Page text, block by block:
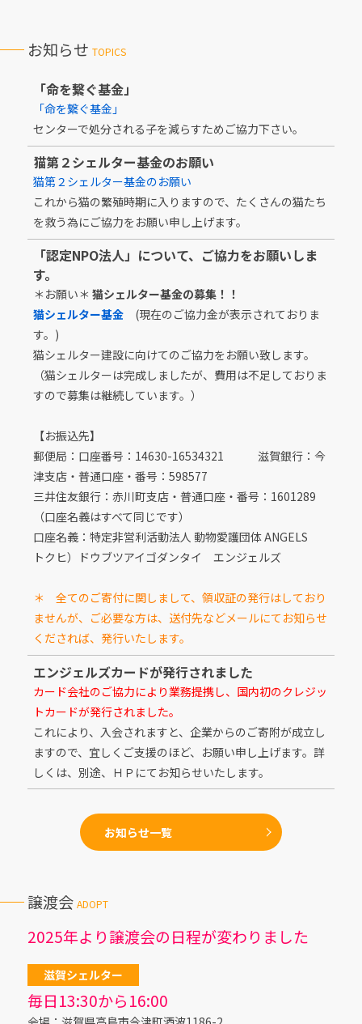
お知らせ TOPICS
「命を繋ぐ基金」
「命を繋ぐ基金」
センターで処分される子を減らすためご協力下さい。
猫第２シェルター基金のお願い
猫第２シェルター基金のお願い
これから猫の繁殖時期に入りますので、たくさんの猫たち
を救う為にご協力をお願い申し上げます。
「認定NPO法人」について、ご協力をお願いしま
す。
＊お願い＊猫シェルター基金の募集！！
猫シェルター基金 (現在のご協力金が表示されておりま
す。)
猫シェルター建設に向けてのご協力をお願い致します。
（猫シェルターは完成しましたが、費用は不足しておりま
すので募集は継続しています。）
【お振込先】
郵便局：口座番号：14630-16534321 滋賀銀行：今
津支店・普通口座・番号：598577
三井住友銀行：赤川町支店・普通口座・番号：1601289
（口座名義はすべて同じです）
口座名義：特定非営利活動法人 動物愛護団体 ANGELS
トクヒ）ドウブツアイゴダンタイ エンジェルズ
＊ 全てのご寄付に関しまして、領収証の発行はしており
ませんが、ご必要な方は、送付先などメールにてお知らせ
くだされば、発行いたします。
エンジェルズカードが発行されました
カード会社のご協力により業務提携し、国内初のクレジッ
トカードが発行されました。
これにより、入会されますと、企業からのご寄附が成立し
ますので、宜しくご支援のほど、お願い申し上げます。詳
しくは、別途、ＨＰにてお知らせいたします。
お知らせ一覧
譲渡会 ADOPT
2025年より譲渡会の日程が変わりました
滋賀シェルター
毎日13:30から16:00